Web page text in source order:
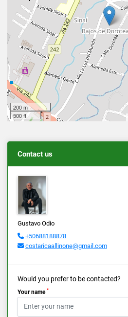
200 m
500 ft
Contact us
Gustavo Odio
+50688188878
costaricaallinone@gmail.com
Would you prefer to be contacted?
Your name *